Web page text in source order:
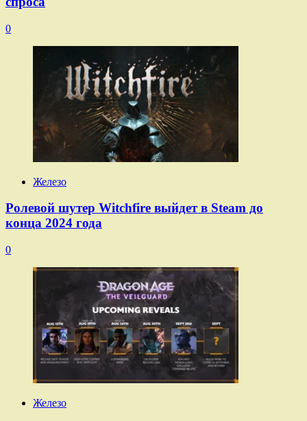
0
Железо
Ролевой шутер Witchfire выйдет в Steam до
конца 2024 года
0
Железо